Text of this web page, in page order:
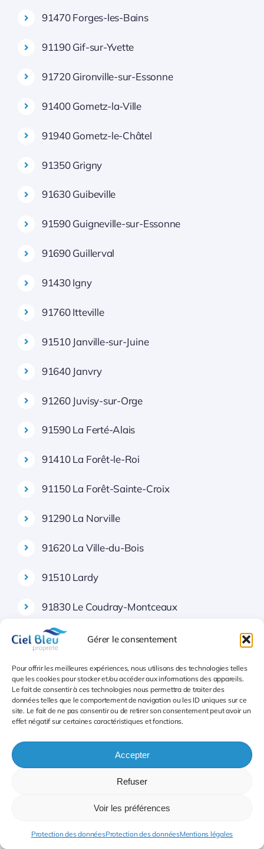
Gérer le consentement
Pour offrir les meilleures expériences, nous utilisons des technologies telles
que les cookies pour stocker et/ou accéder aux informations des appareils.
Le fait de consentir à ces technologies nous permettra de traiter des
données telles que le comportement de navigation ou les ID uniques sur ce
site. Le fait de ne pas consentir ou de retirer son consentement peut avoir un
effet négatif sur certaines caractéristiques et fonctions.
Accepter
Refuser
Voir les préférences
Protection des donnéesProtection des donnéesMentions légales
91470 Forges-les-Bains
91190 Gif-sur-Yvette
91720 Gironville-sur-Essonne
91400 Gometz-la-Ville
91940 Gometz-le-Châtel
91350 Grigny
91630 Guibeville
91590 Guigneville-sur-Essonne
91690 Guillerval
91430 Igny
91760 Itteville
91510 Janville-sur-Juine
91640 Janvry
91260 Juvisy-sur-Orge
91590 La Ferté-Alais
91410 La Forêt-le-Roi
91150 La Forêt-Sainte-Croix
91290 La Norville
91620 La Ville-du-Bois
91510 Lardy
91830 Le Coudray-Montceaux
91220 Le Plessis-Pâté
91530 Le Val-Saint-Germain
91410 Les Granges-le-Roi
91470 Les Molières
91310 Leuville-sur-Orge
91470 Limours